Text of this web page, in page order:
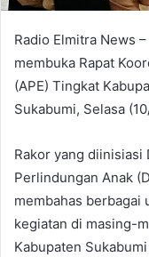
Radio Elmitra News
membuka Rapat
(APE) Tingkat
Sukabumi, Selasa
Rakor yang diinisiasi
Perlindungan Anak
membahas berbagai
kegiatan di masing-
Kabupaten